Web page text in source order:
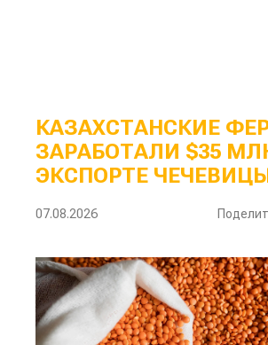
КАЗАХСТАНСКИЕ
ЗАРАБОТАЛИ $35
ЭКСПОРТЕ
07.08.2026